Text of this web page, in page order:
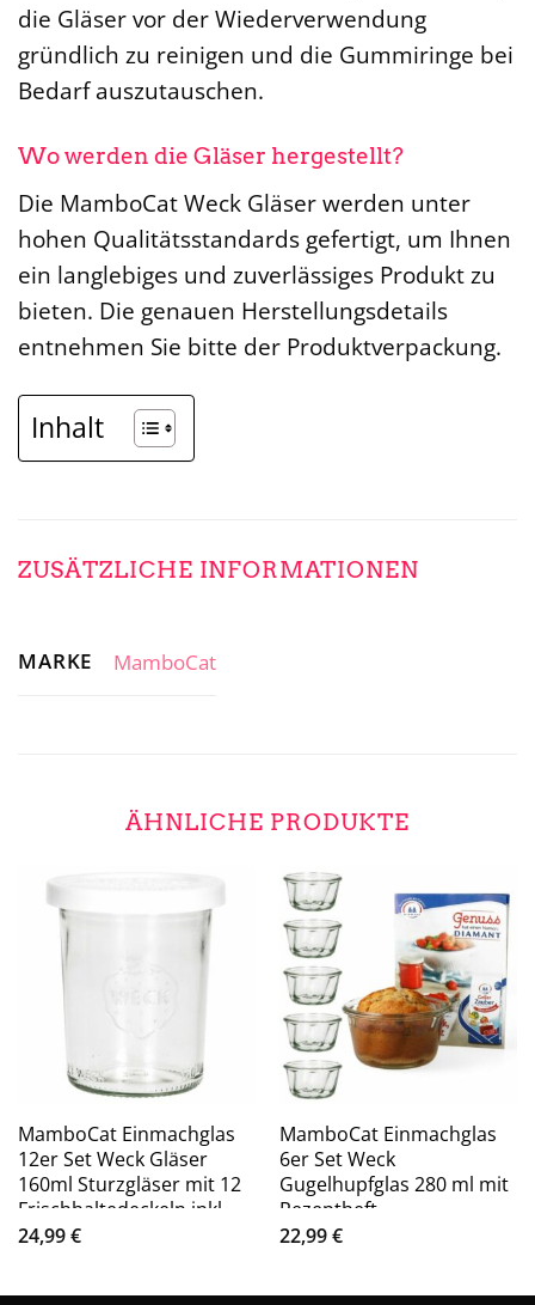
die Gläser vor der Wiederverwendung
gründlich zu reinigen und die Gummiringe bei
Bedarf auszutauschen.
Wo werden die Gläser hergestellt?
Die MamboCat Weck Gläser werden unter
hohen Qualitätsstandards gefertigt, um Ihnen
ein langlebiges und zuverlässiges Produkt zu
bieten. Die genauen Herstellungsdetails
entnehmen Sie bitte der Produktverpackung.
Inhalt
ZUSÄTZLICHE INFORMATIONEN
MARKE MamboCat
ÄHNLICHE PRODUKTE
MamboCat Einmachglas
12er Set Weck Gläser
160ml Sturzgläser mit 12
Frischhaltedeckeln inkl.
Gelierzauber Rezeptheft
24,99€
MamboCat Einmachglas
6er Set Weck
Gugelhupfglas 280 ml mit
Rezeptheft
22,99€